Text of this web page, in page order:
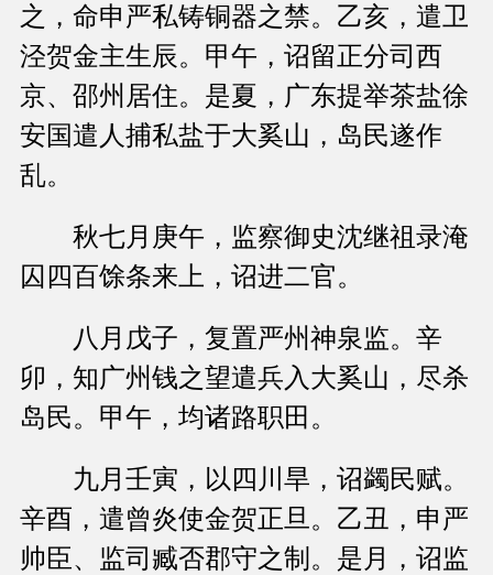
之，命申严私铸铜器之禁。乙亥，遣卫
泾贺金主生辰。甲午，诏留正分司西
京、邵州居住。是夏，广东提举茶盐徐
安国遣人捕私盐于大奚山，岛民遂作
乱。
秋七月庚午，监察御史沈继祖录淹
囚四百馀条来上，诏进二官。
八月戊子，复置严州神泉监。辛
卯，知广州钱之望遣兵入大奚山，尽杀
岛民。甲午，均诸路职田。
九月壬寅，以四川旱，诏蠲民赋。
辛酉，遣曾炎使金贺正旦。乙丑，申严
帅臣、监司臧否郡守之制。是月，诏监